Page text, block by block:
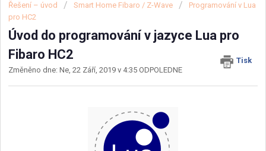
Řešení – úvod Smart Home Fibaro / Z-Wave
Programování v Lua
pro HC2
Úvod do programování v jazyce Lua pro
Fibaro HC2
Tisk
Změněno dne: Ne, 22 Září, 2019 v 4:35 ODPOLEDNE